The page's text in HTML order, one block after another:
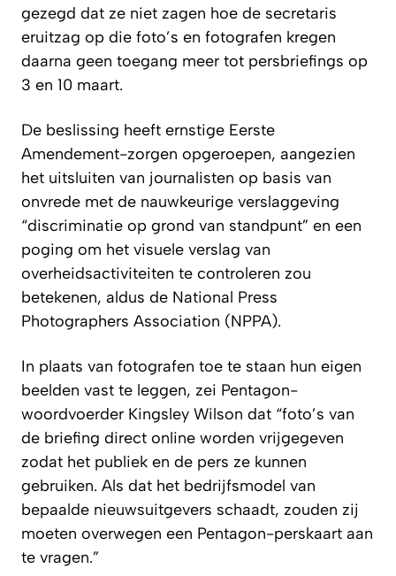
gezegd dat ze niet zagen hoe de secretaris
eruitzag op die foto’s en fotografen kregen
daarna geen toegang meer tot persbriefings op
3 en 10 maart.
De beslissing heeft ernstige Eerste
Amendement-zorgen opgeroepen, aangezien
het uitsluiten van journalisten op basis van
onvrede met de nauwkeurige verslaggeving
“discriminatie op grond van standpunt” en een
poging om het visuele verslag van
overheidsactiviteiten te controleren zou
betekenen, aldus de National Press
Photographers Association (NPPA).
In plaats van fotografen toe te staan hun eigen
beelden vast te leggen, zei Pentagon-
woordvoerder Kingsley Wilson dat “foto’s van
de briefing direct online worden vrijgegeven
zodat het publiek en de pers ze kunnen
gebruiken. Als dat het bedrijfsmodel van
bepaalde nieuwsuitgevers schaadt, zouden zij
moeten overwegen een Pentagon-perskaart aan
te vragen.”